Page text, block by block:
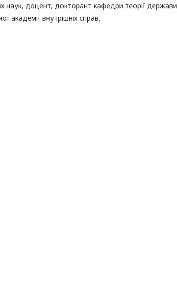
наук, доцент, докторант кафедри теорії держави
академії внутрішніх справ,